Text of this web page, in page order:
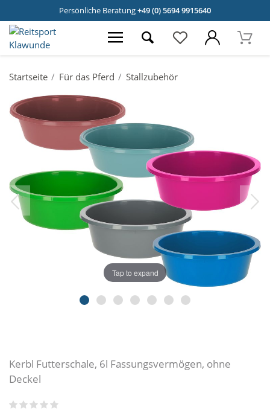
Persönliche Beratung+49 (0) 5694 9915640
Startseite Für das Pferd Stallzubehör
Tap to expand
Kerbl Futterschale, 6l Fassungsvermögen, ohne
Deckel